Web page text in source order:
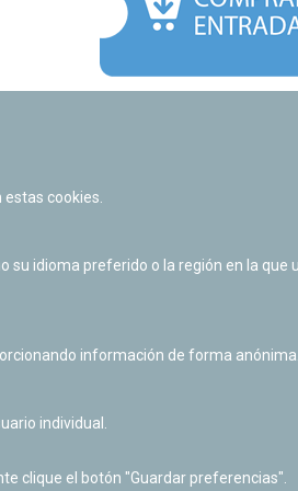
Derecho de acceso a
cookies.
su idioma preferido o la región en la que
información de forma anónima.
individual.
clique el botón "Guardar preferencias".